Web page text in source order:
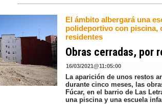
El ámbito albergará una
polideportivo con piscina,
residentes
Obras cerradas, por
16/03/2021@11:05:00
La aparición de unos restos
durante cinco meses, las
Fúcar, en el barrio de Las
una piscina y una escuela